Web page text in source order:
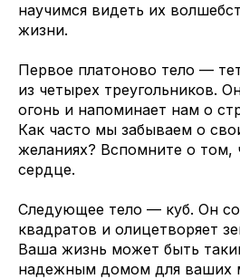
научимся видеть их
жизни.
Первое платоново тело —
из четырех треугольников.
огонь и напоминает нам о
Как часто мы забываем о
желаниях? Вспомните о том,
сердце.
Следующее тело — куб. Он
квадратов и олицетворяет
Ваша жизнь может быть
надежным домом для ваших